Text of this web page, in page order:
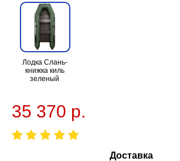
Лодка Слань-
книжка киль
зеленый
35 370 р.
Доставка